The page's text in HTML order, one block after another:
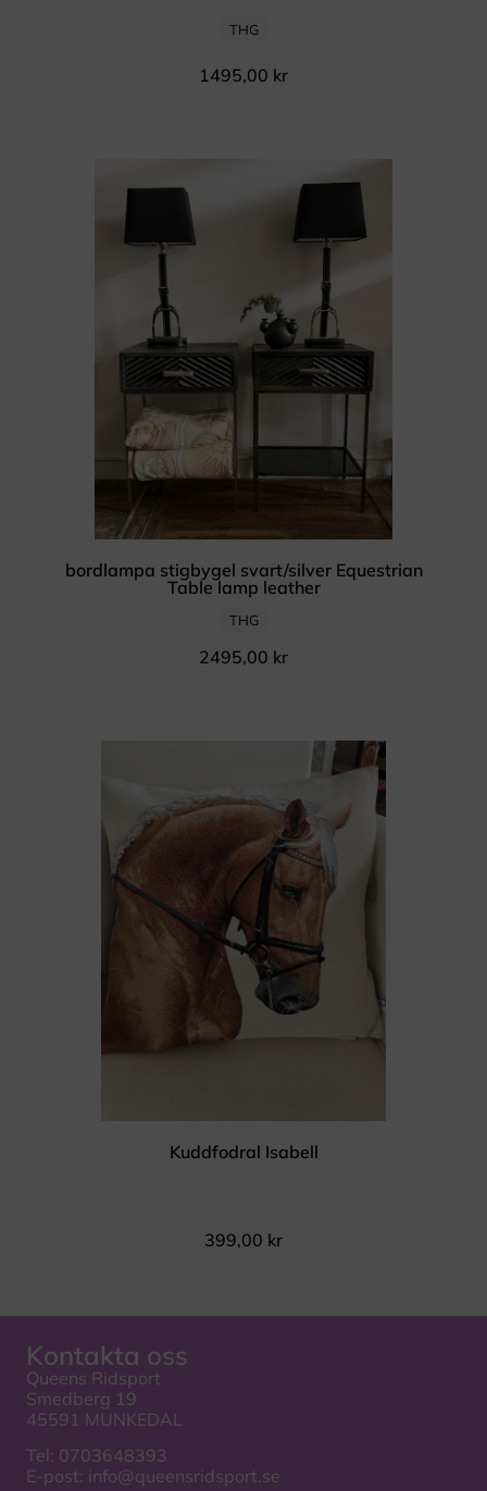
THG
1495,00 kr
bordlampa stigbygel svart/silver Equestrian
Table lamp leather
THG
2495,00 kr
Kuddfodral Isabell
399,00 kr
Kontakta oss
Queens Ridsport
Smedberg 19
45591 MUNKEDAL
Tel: 0703648393
E-post: info@queensridsport.se